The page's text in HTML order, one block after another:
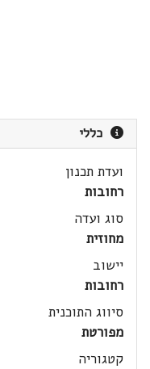
כללי
ועדת תכנון
רחובות
סוג ועדה
מחוזית
יישוב
רחובות
סיווג התוכנית
מפורטת
קטגוריה